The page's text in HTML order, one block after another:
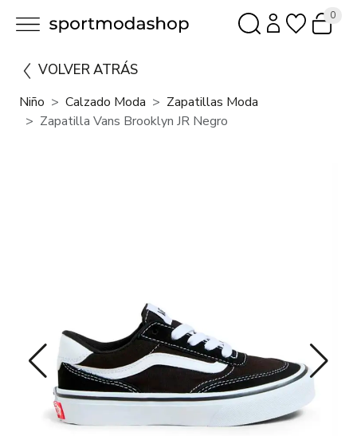
0
VOLVER ATRÁS
Niño Calzado Moda
Zapatillas Moda
Zapatilla Vans Brooklyn JR Negro